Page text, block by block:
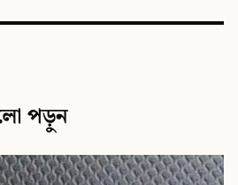
পড়ুন